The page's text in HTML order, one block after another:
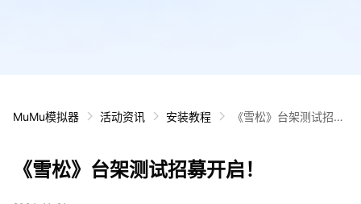
MuMu模拟器 活动资讯 安装教程
《雪松》台架测试招募
《雪松》台架测试招募开启！